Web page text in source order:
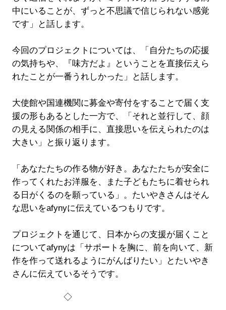
中にいることが、ずっと不思議で信じられない感覚
です」と話します。
今回のプロジェクトについては、「自分たちの応援
の気持ちや、『味方だよ』ということを直接伝えら
れたことが一番うれしかった」と話します。
大使館や国連機関に募金や寄付をすることで届く支
援の形もあるとした一方で、「それと並行して、顔
の見える関係の相手に、直接思いを伝えられたのは
大きい」と振り返ります。
「あなたたちの作る物が好き。あなたたちが安全に
作ってくれたお洋服を、また子どもたちに着せられ
る日がくるのを願っている」。たいやきさんはそん
な思いをafynyに伝えているつもりです。
プロジェクトを通じて、日本からの支援が届くこと
についてafynyは「サポートを胸に、前を向いて、新
作を作って送れるようにがんばりたい」とたいやき
さんに伝えているそうです。
◇